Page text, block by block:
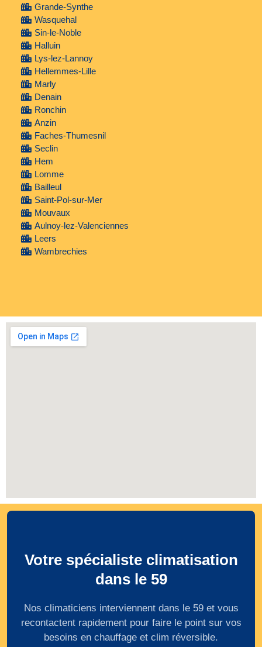
Grande-Synthe
Wasquehal
Sin-le-Noble
Halluin
Lys-lez-Lannoy
Hellemmes-Lille
Marly
Denain
Ronchin
Anzin
Faches-Thumesnil
Seclin
Hem
Lomme
Bailleul
Saint-Pol-sur-Mer
Mouvaux
Aulnoy-lez-Valenciennes
Leers
Wambrechies
Votre spécialiste climatisation
dans le 59
Nos climaticiens interviennent dans le 59 et vous
recontactent rapidement pour faire le point sur vos
besoins en chauffage et clim réversible.